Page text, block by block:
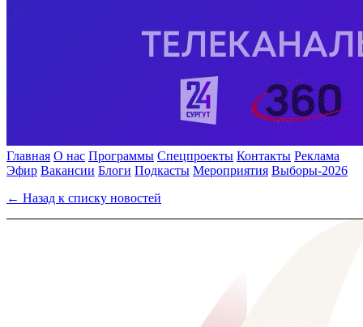
Главная О нас Программы Спецпроекты Контакты Реклама
Эфир Вакансии Блоги Подкасты Мероприятия Выборы-2026
← Назад к списку новостей